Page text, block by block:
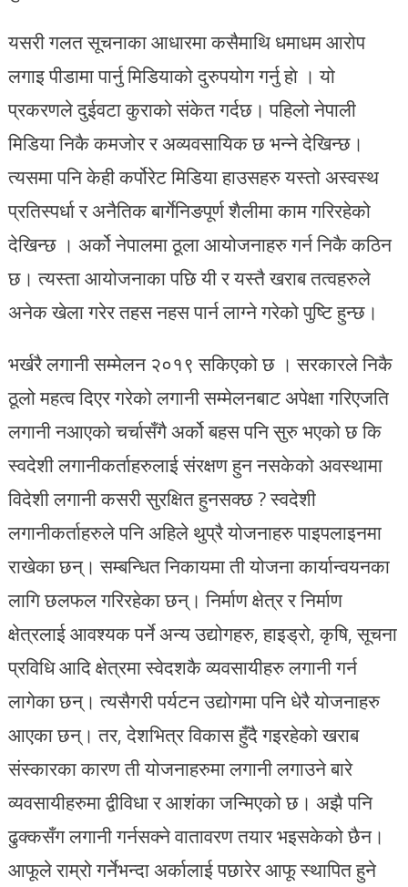
यसरी गलत सूचनाका आधारमा कसैमाथि धमाधम आरोप
लगाइ पीडामा पार्नु मिडियाको दुरुपयोग गर्नु हाे । यो
प्रकरणले दुईवटा कुराको संकेत गर्दछ। पहिलो नेपाली
मिडिया निकै कमजोर र अव्यवसायिक छ भन्ने देखिन्छ।
त्यसमा पनि केही कर्पोरेट मिडिया हाउसहरु यस्तो अस्वस्थ
प्रतिस्पर्धा र अनैतिक बार्गेनिङपूर्ण शैलीमा काम गरिरहेको
देखिन्छ । अर्को नेपालमा ठूला आयोजनाहरु गर्न निकै कठिन
छ। त्यस्ता आयोजनाका पछि यी र यस्तै खराब तत्वहरुले
अनेक खेला गरेर तहस नहस पार्न लाग्ने गरेको पुष्टि हुन्छ।
भर्खरै लगानी सम्मेलन २०१९ सकिएको छ । सरकारले निकै
ठूलो महत्व दिएर गरेको लगानी सम्मेलनबाट अपेक्षा गरिएजति
लगानी नआएको चर्चासँगै अर्को बहस पनि सुरु भएको छ कि
स्वदेशी लगानीकर्ताहरुलाई संरक्षण हुन नसकेको अवस्थामा
विदेशी लगानी कसरी सुरक्षित हुनसक्छ ? स्वदेशी
लगानीकर्ताहरुले पनि अहिले थुप्रै योजनाहरु पाइपलाइनमा
राखेका छन्। सम्बन्धित निकायमा ती योजना कार्यान्वयनका
लागि छलफल गरिरहेका छन्। निर्माण क्षेत्र र निर्माण
क्षेत्रलाई आवश्यक पर्ने अन्य उद्योगहरु, हाइड्रो, कृषि, सूचना
प्रविधि आदि क्षेत्रमा स्वेदशकै व्यवसायीहरु लगानी गर्न
लागेका छन्। त्यसैगरी पर्यटन उद्योगमा पनि धेरै योजनाहरु
आएका छन्। तर, देशभित्र विकास हुँदै गइरहेको खराब
संस्कारका कारण ती योजनाहरुमा लगानी लगाउने बारे
व्यवसायीहरुमा द्वीविधा र आशंका जन्मिएको छ। अझै पनि
ढुक्कसँग लगानी गर्नसक्ने वातावरण तयार भइसकेको छैन।
आफूले राम्रो गर्नेभन्दा अर्कालाई पछारेर आफू स्थापित हुने